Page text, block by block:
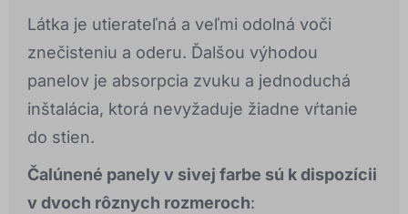
Látka je utierateľná a veľmi odolná voči
znečisteniu a oderu. Ďalšou výhodou
panelov je absorpcia zvuku a jednoduchá
inštalácia, ktorá nevyžaduje žiadne vŕtanie
do stien.
Čalúnené panely v sivej farbe sú k dispozícii
v dvoch rôznych rozmeroch: